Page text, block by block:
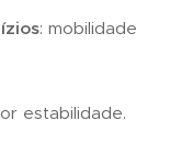
: mobilidade
estabilidade.